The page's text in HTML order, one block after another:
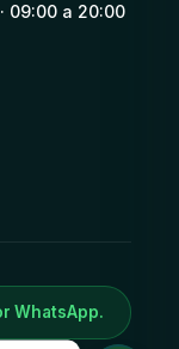
09:00 a 20:00
WhatsApp.